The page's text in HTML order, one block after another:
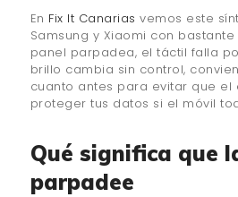
En Fix It Canarias vemos este
Samsung y Xiaomi con
panel parpadea, el táctil falla
brillo cambia sin control,
cuanto antes para evitar que el
proteger tus datos si el móvil
Qué significa que
parpadee